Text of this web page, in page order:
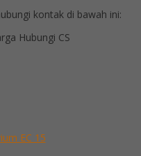
kontak di bawah ini:
Hubungi CS
EC 15